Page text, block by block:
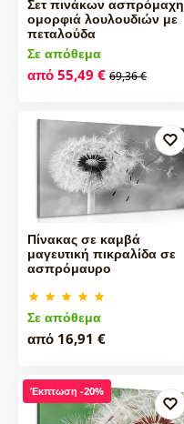
Σετ πινάκων ασπρόμαχη
ομορφιά λουλουδιών με
πεταλούδα
Σε απόθεμα
από 55,49 € 69,36 €
Πίνακας σε καμβά
μαγευτική πικραλίδα σε
ασπρόμαυρο
Σε απόθεμα
από 16,91 €
Έκπτωση -20%